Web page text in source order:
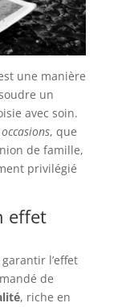
une manière
un
avec soin.
, que
de famille,
privilégié
effet
l’effet
de
, riche en